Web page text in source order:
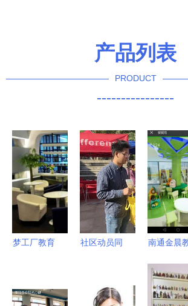
产品列表
PRODUCT
----------------
梦工厂教育
之光
社区动员同
开展艾滋病
南通金晨
业教育服
的领航者